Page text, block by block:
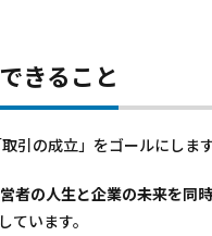
きること
引の成立」をゴールにします
者の人生と企業の未来を同
ています。